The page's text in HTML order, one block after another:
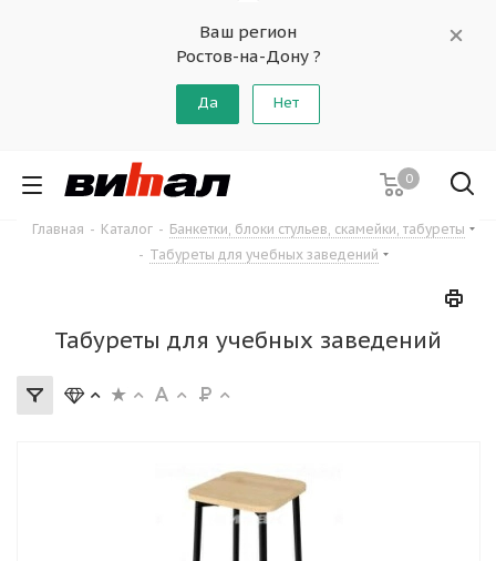
Ваш регион
Ростов-на-Дону ?
Да Нет
0
Главная - Каталог - Банкетки, блоки стульев, скамейки, табуреты
- Табуреты для учебных заведений
Табуреты для учебных заведений